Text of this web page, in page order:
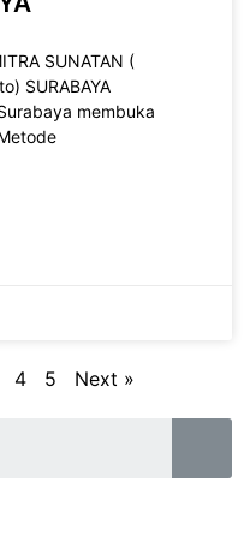
SUNATAN (
SURABAYA
membuka
4 5 Next »